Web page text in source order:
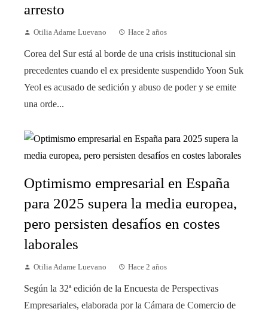
arresto
Otilia Adame Luevano Hace 2 años
Corea del Sur está al borde de una crisis institucional sin
precedentes cuando el ex presidente suspendido Yoon Suk
Yeol es acusado de sedición y abuso de poder y se emite
una orde...
Optimismo empresarial en España
para 2025 supera la media europea,
pero persisten desafíos en costes
laborales
Otilia Adame Luevano Hace 2 años
Según la 32ª edición de la Encuesta de Perspectivas
Empresariales, elaborada por la Cámara de Comercio de